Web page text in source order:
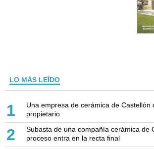
LO MÁS LEÍDO
1
Una empresa de cerámica de Castellón
propietario
2
Subasta de una compañía cerámica de
proceso entra en la recta final